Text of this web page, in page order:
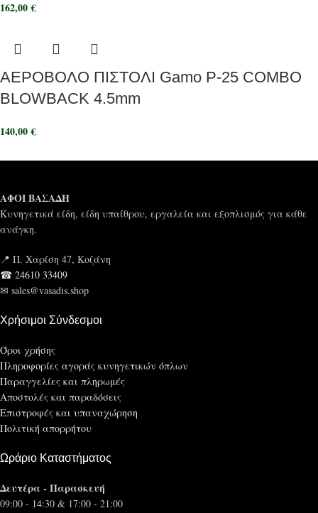
162,00€
ΑΕΡΟΒΟΛΟ ΠΙΣΤΟΛΙ Gamo P-25 COMBO
BLOWBACK 4.5mm
140,00€
ΑΦΟΙ ΒΑΣΑΔΗ
Κυνηγετικά είδη, είδη υπαίθρου, εργαλεία και εξοπλισμός για κάθε
ανάγκη.
📍 Π. Χαρίση 47, Κοζάνη
☎ 24610 33409
✉ sales@vasadis.shop
Χρήσιμοι Σύνδεσμοι
Όροι χρήσης
Πληροφορίες αγοράς κυνηγετικών όπλων
Παραγγελίες και πληρωμές
Αποστολές και παραδόσεις
Επιστροφές και υπαναχώρηση
Πολιτική απορρήτου
Ωράριο Καταστήματος
Δευτέρα - Παρασκευή
09:00 - 14:30 & 17:00 - 21:00